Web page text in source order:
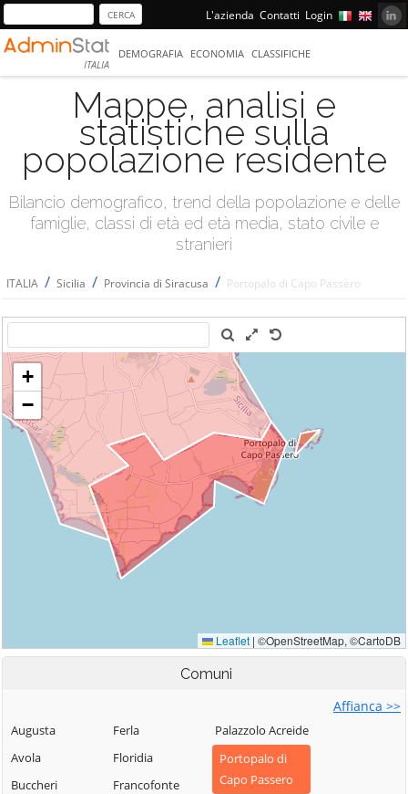
L'azienda Contatti Login
ITALIA
DEMOGRAFIA ECONOMIA CLASSIFICHE
Mappe, analisi e
statistiche sulla
popolazione residente
Bilancio demografico, trend della popolazione e delle
famiglie, classi di età ed età media, stato civile e
stranieri
ITALIA / Sicilia / Provincia di Siracusa / Portopalo di Capo Passero
Comuni
Affianca >>
Augusta
Avola
Buccheri
Ferla
Floridia
Francofonte
Palazzolo Acreide
Portopalo di
Capo Passero